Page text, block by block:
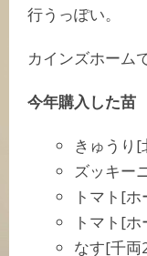
行うっぽい。
カインズホーム
今年購入した苗
きゅうり[
ズッキー
トマト[
トマト[
なす[千両